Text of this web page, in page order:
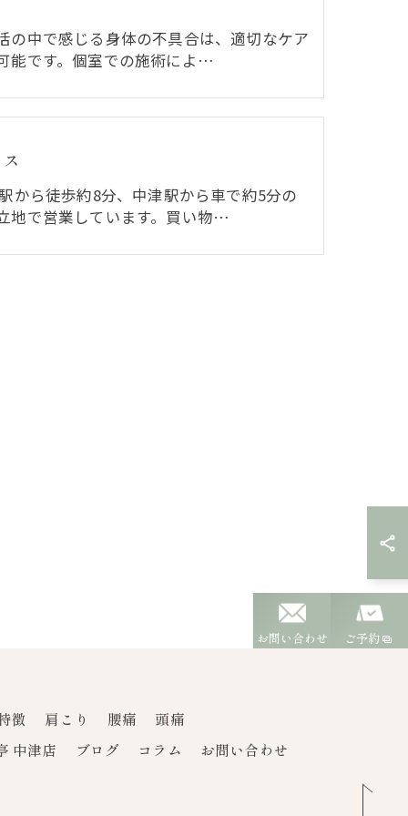
の中で感じる身体の不具合は、適切なケア
能です。個室での施術によ…
から徒歩約8分、中津駅から車で約5分の
地で営業しています。買い物…
お問い合わせ
ご予約
徴 肩こり 腰痛
頭痛
中津店 ブログ コラム
お問い合わせ